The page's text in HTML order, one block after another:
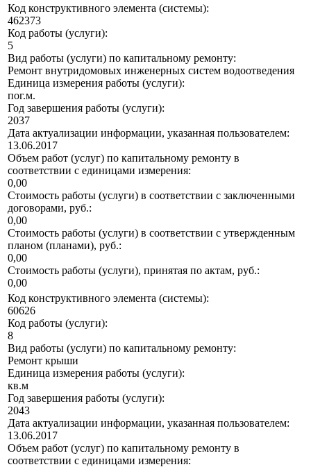
Код конструктивного элемента (системы):
462373
Код работы (услуги):
5
Вид работы (услуги) по капитальному ремонту:
Ремонт внутридомовых инженерных систем водоотведения
Единица измерения работы (услуги):
пог.м.
Год завершения работы (услуги):
2037
Дата актуализации информации, указанная пользователем:
13.06.2017
Объем работ (услуг) по капитальному ремонту в
соответствии с единицами измерения:
0,00
Стоимость работы (услуги) в соответствии с заключенными
договорами, руб.:
0,00
Стоимость работы (услуги) в соответствии с утвержденным
планом (планами), руб.:
0,00
Стоимость работы (услуги), принятая по актам, руб.:
0,00
Код конструктивного элемента (системы):
60626
Код работы (услуги):
8
Вид работы (услуги) по капитальному ремонту:
Ремонт крыши
Единица измерения работы (услуги):
кв.м
Год завершения работы (услуги):
2043
Дата актуализации информации, указанная пользователем:
13.06.2017
Объем работ (услуг) по капитальному ремонту в
соответствии с единицами измерения: